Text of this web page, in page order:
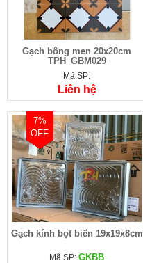
Gạch bông men 20x20cm
TPH_GBM029
Mã SP:
Liên hệ
7%
OFF
Gạch kính bọt biển 19x19x8cm
Mã SP:GKBB